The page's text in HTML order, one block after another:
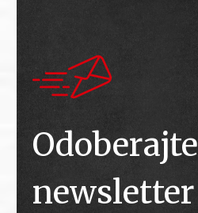
Odoberajte
newsletter